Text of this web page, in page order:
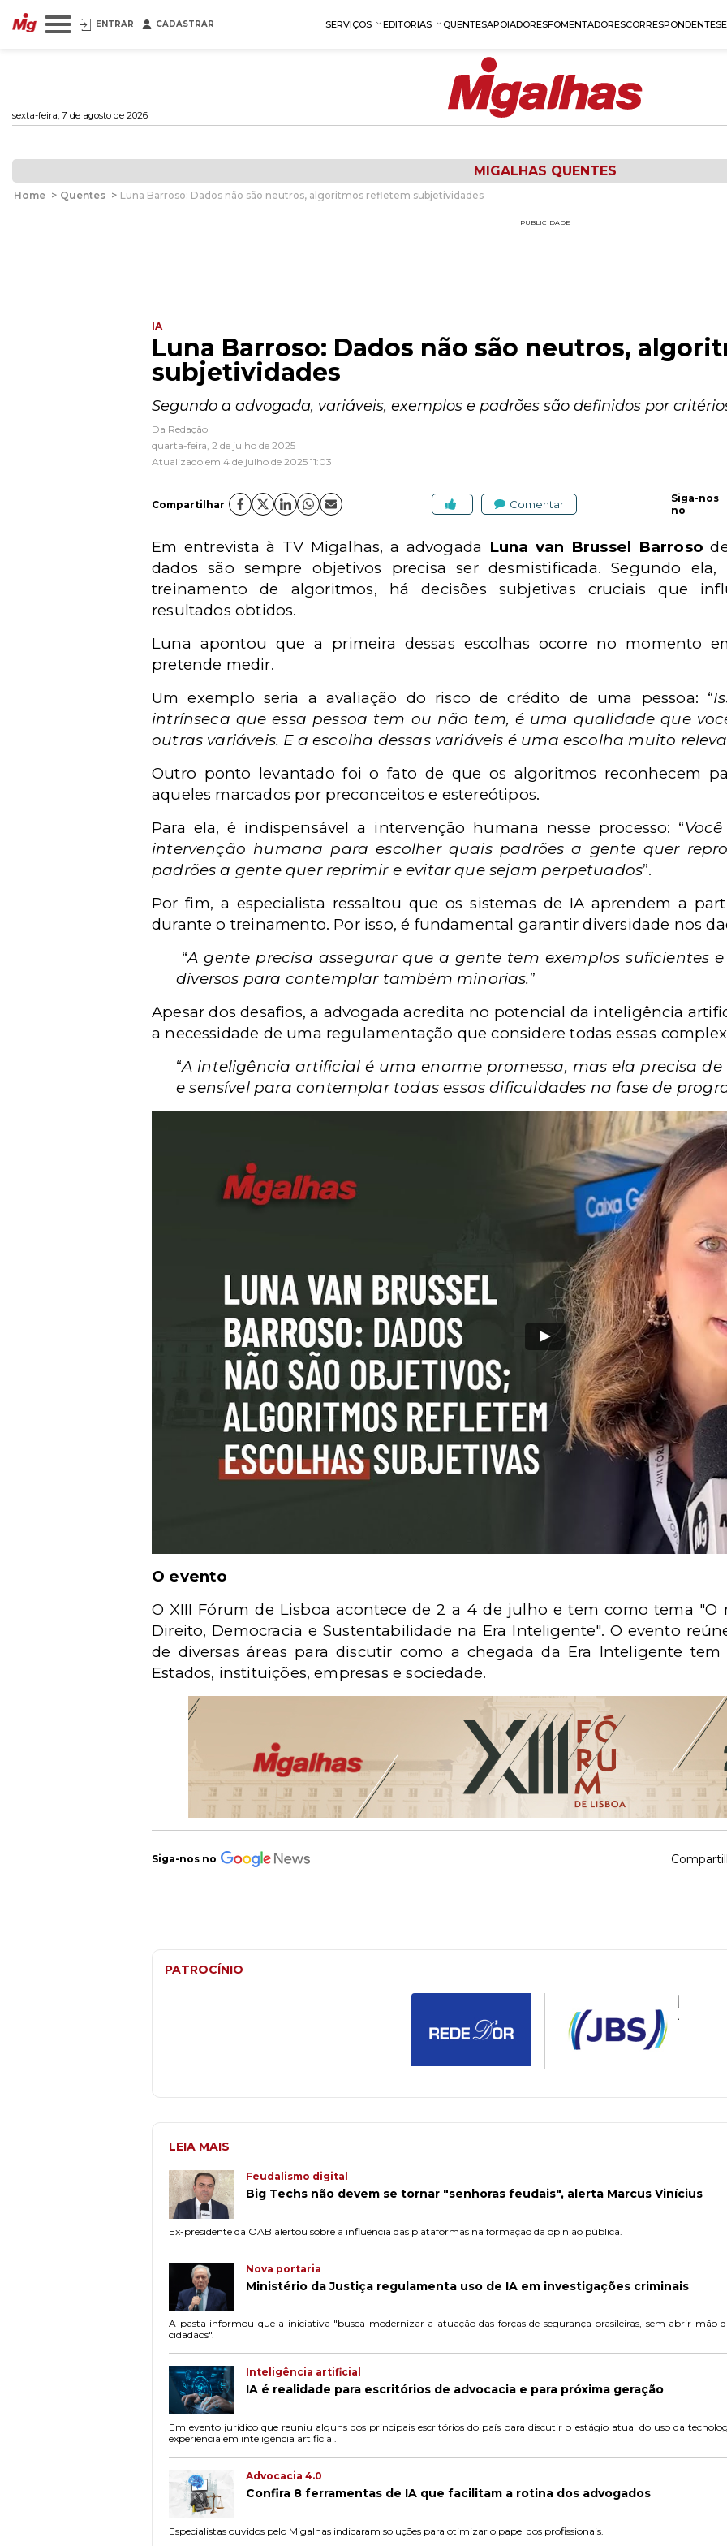
ENTRAR CADASTRAR SERVIÇOS EDITORIAS QUENTESAPOIADORESFOMENTADORESCORRESPONDENTES
sexta-feira, 7 de agosto de 2026
MIGALHAS QUENTES
Home > Quentes > Luna Barroso: Dados não são neutros, algoritmos refletem subjetividades
PUBLICIDADE
IA
Luna Barroso: Dados não são neutros,
subjetividades
Segundo a advogada, variáveis, exemplos e padrões são definidos por
Da Redação
quarta-feira, 2 de julho de 2025
Atualizado em 4 de julho de 2025 11:03
Compartilhar Comentar
Siga-nos
no
Em entrevista à TV Migalhas, a advogada Luna van Brussel Barroso
dados são sempre objetivos precisa ser desmistificada. Segundo
treinamento de algoritmos, há decisões subjetivas cruciais que
resultados obtidos.
Luna apontou que a primeira dessas escolhas ocorre no momento
pretende medir.
Um exemplo seria a avaliação do risco de crédito de uma pessoa: “
intrínseca que essa pessoa tem ou não tem, é uma qualidade que
outras variáveis. E a escolha dessas variáveis é uma escolha muito
Outro ponto levantado foi o fato de que os algoritmos reconhecem
aqueles marcados por preconceitos e estereótipos.
Para ela, é indispensável a intervenção humana nesse processo: “
intervenção humana para escolher quais padrões a gente quer
padrões a gente quer reprimir e evitar que sejam perpetuados”.
Por fim, a especialista ressaltou que os sistemas de IA aprendem a
durante o treinamento. Por isso, é fundamental garantir diversidade nos
“A gente precisa assegurar que a gente tem exemplos suficientes
diversos para contemplar também minorias.”
Apesar dos desafios, a advogada acredita no potencial da inteligência
a necessidade de uma regulamentação que considere todas essas
“A inteligência artificial é uma enorme promessa, mas ela precisa
e sensível para contemplar todas essas dificuldades na fase de
O evento
O XIII Fórum de Lisboa acontece de 2 a 4 de julho e tem como tema
Direito, Democracia e Sustentabilidade na Era Inteligente". O evento
de diversas áreas para discutir como a chegada da Era Inteligente
Estados, instituições, empresas e sociedade.
Siga-nos no
PATROCÍNIO
LEIA MAIS
Feudalismo digital
Big Techs não devem se tornar "senhoras feudais", alerta Marcus Vinícius
Ex-presidente da OAB alertou sobre a influência das plataformas na formação da opinião pública.
Nova portaria
Ministério da Justiça regulamenta uso de IA em investigações criminais
A pasta informou que a iniciativa "busca modernizar a atuação das forças de segurança brasileiras, sem abrir mão
cidadãos".
Inteligência artificial
IA é realidade para escritórios de advocacia e para próxima geração
Em evento jurídico que reuniu alguns dos principais escritórios do país para discutir o estágio atual do uso da
experiência em inteligência artificial.
Advocacia 4.0
Confira 8 ferramentas de IA que facilitam a rotina dos advogados
Especialistas ouvidos pelo Migalhas indicaram soluções para otimizar o papel dos profissionais.